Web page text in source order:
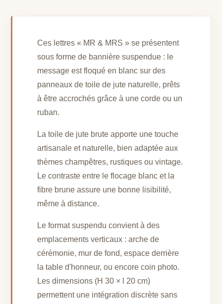
Ces lettres « MR & MRS » se présentent
sous forme de bannière suspendue : le
message est floqué en blanc sur des
panneaux de toile de jute naturelle, prêts
à être accrochés grâce à une corde ou un
ruban.
La toile de jute brute apporte une touche
artisanale et naturelle, bien adaptée aux
thèmes champêtres, rustiques ou vintage.
Le contraste entre le flocage blanc et la
fibre brune assure une bonne lisibilité,
même à distance.
Le format suspendu convient à des
emplacements verticaux : arche de
cérémonie, mur de fond, espace derrière
la table d'honneur, ou encore coin photo.
Les dimensions (H 30 × l 20 cm)
permettent une intégration discrète sans